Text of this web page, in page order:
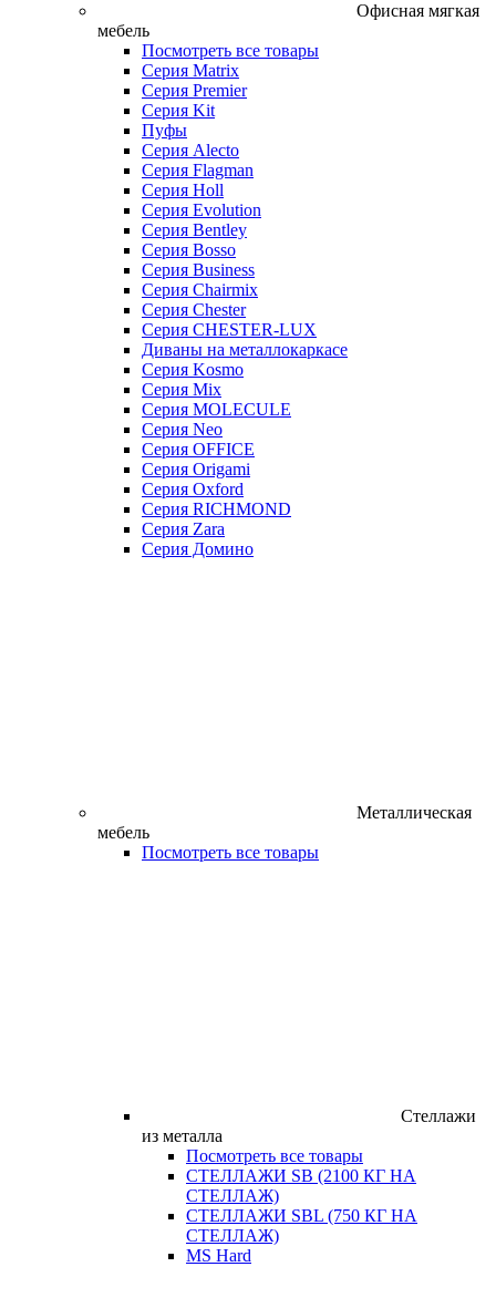
Офисная мягкая
мебель
Посмотреть все товары
Серия Matrix
Серия Premier
Серия Kit
Пуфы
Серия Alecto
Серия Flagman
Серия Holl
Серия Evolution
Серия Bentley
Серия Bosso
Серия Business
Серия Chairmix
Серия Chester
Серия CHESTER-LUX
Диваны на металлокаркасе
Серия Kosmo
Серия Mix
Серия MOLECULE
Серия Neo
Серия OFFICE
Серия Origami
Серия Oxford
Серия RICHMOND
Серия Zara
Серия Домино
Металлическая
мебель
Посмотреть все товары
Стеллажи
из металла
Посмотреть все товары
СТЕЛЛАЖИ SB (2100 КГ НА
СТЕЛЛАЖ)
СТЕЛЛАЖИ SBL (750 КГ НА
СТЕЛЛАЖ)
MS Hard